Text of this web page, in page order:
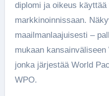
diplomi ja oikeus käyttää
markkinoinnissaan.
maailmanlaajuisesti –
mukaan
jonka järjestää World
WPO.